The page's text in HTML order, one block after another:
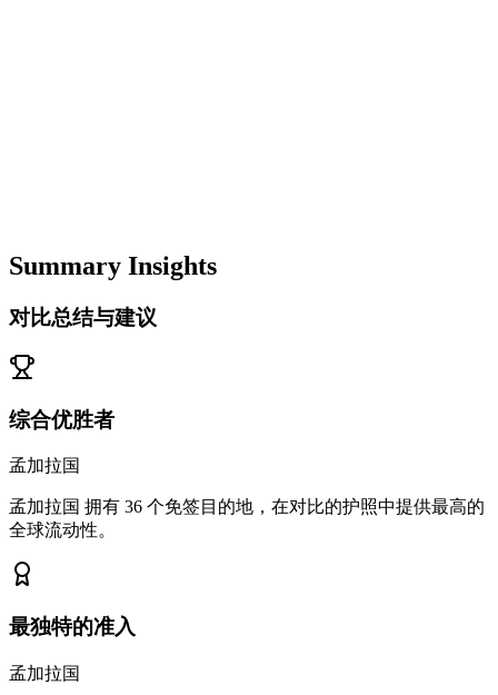
Summary Insights
对比总结与建议
综合优胜者
孟加拉国
孟加拉国 拥有 36 个免签目的地，在对比的护照中提供最高的
全球流动性。
最独特的准入
孟加拉国